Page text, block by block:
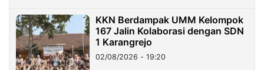
KKN Berdampak UMM Kelompok
167 Jalin Kolaborasi dengan SDN
1 Karangrejo
02/08/2026 - 19:20